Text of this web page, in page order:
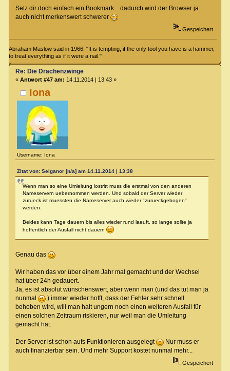
Setz dir doch einfach ein Bookmark... dadurch wird der Browser ja
auch nicht merkenswert schwerer
Gespeichert
Abraham Maslow said in 1966: "It is tempting, if the only tool you have is a hammer,
to treat everything as if it were a nail."
Iona
Username: Iona
Re: Die Drachenzwinge
« Antwort #47 am: 14.11.2014 | 13:43 »
Zitat von: Selganor [n/a] am 14.11.2014 | 13:38
Wenn man so eine Umleitung lostritt muss die erstmal von den anderen
Nameservern uebernommen werden. Und sobald der Server wieder
zurueck ist muessten die Nameserver auch wieder "zurueckgebogen"
werden.
Beides kann Tage dauern bis alles wieder rund laeuft, so lange sollte ja
hoffentlich der Ausfall nicht dauern
Genau das
Wir haben das vor über einem Jahr mal gemacht und der Wechsel
hat über 24h gedauert.
Ja, es ist absolut wünschenswert, aber wenn man (und das tut man ja
nunmal
) immer wieder hofft, dass der Fehler sehr schnell
behoben wird, will man halt ungern noch einen weiteren Ausfall für
einen solchen Zeitraum riskieren, nur weil man die Umleitung
gemacht hat.
Der Server ist schon aufs Funktionieren ausgelegt
Nur muss er
auch finanzierbar sein. Und mehr Support kostet nunmal mehr...
Gespeichert